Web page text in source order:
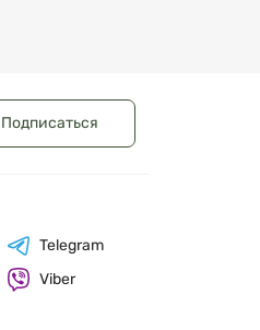
Подписаться
Telegram
Viber